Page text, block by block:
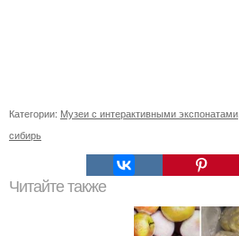
Категории: Музеи с интерактивными экспонатами
сибирь
Читайте также